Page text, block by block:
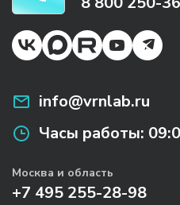
info@vrnlab.ru
Часы работы:
Москва и область
+7 495 255-28-98